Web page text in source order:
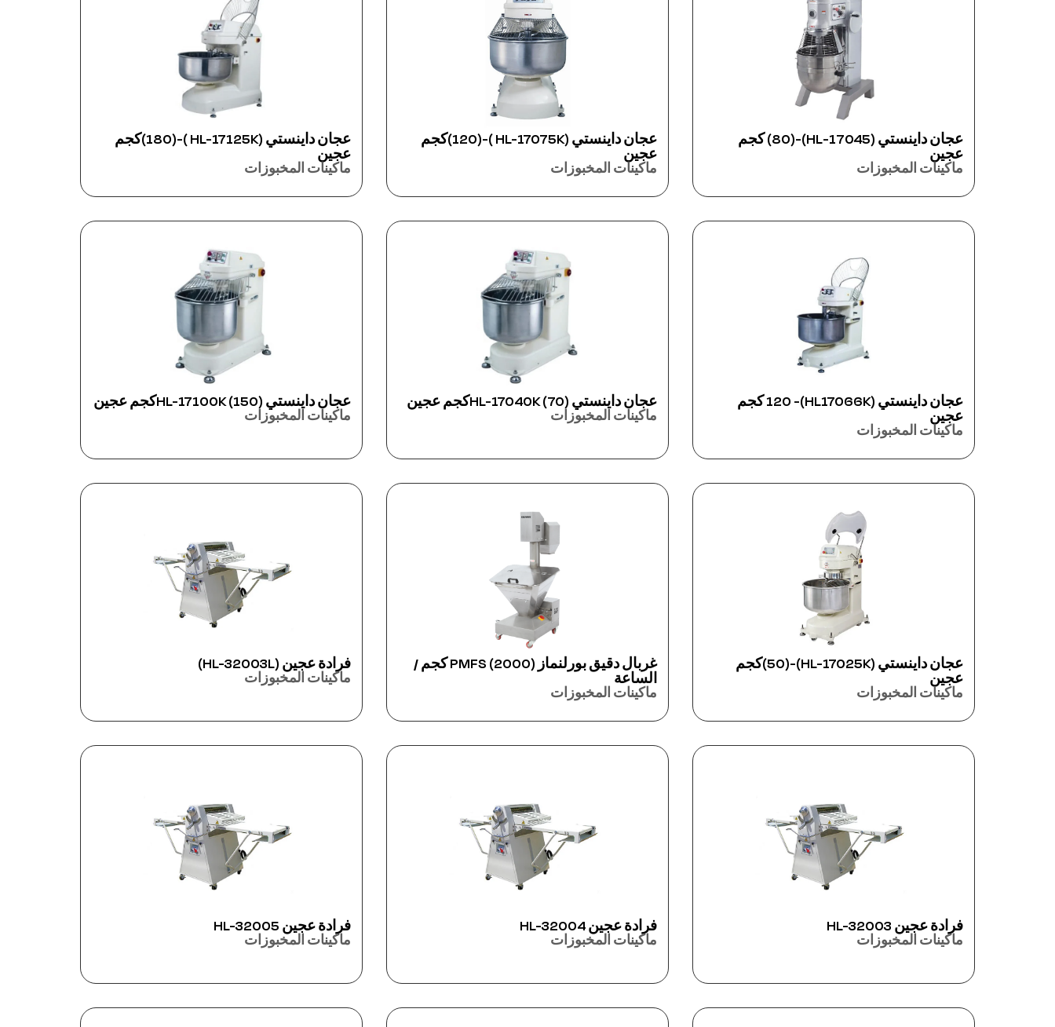
عجان داينستي (17045-HL)-(80) كجم
عجين
ماكينات المخبوزات
عجان داينستي (HL-17075K )-(120)كجم
عجين
ماكينات المخبوزات
عجان داينستي (HL-17125K )-(180)كجم
عجين
ماكينات المخبوزات
عجان داينستي (HL17066K)- 120 كجم
عجين
ماكينات المخبوزات
عجان داينستي HL-17040K (70)كجم عجين
ماكينات المخبوزات
عجان داينستي HL-17100K (150)كجم عجين
ماكينات المخبوزات
عجان داينستي (HL-17025K)-(50)كجم
عجين
ماكينات المخبوزات
غربال دقيق بورلنماز PMFS (2000) كجم /
الساعة
ماكينات المخبوزات
فرادة عجين (HL-32003L)
ماكينات المخبوزات
فرادة عجين HL-32003
ماكينات المخبوزات
فرادة عجين HL-32004
ماكينات المخبوزات
فرادة عجين HL-32005
ماكينات المخبوزات